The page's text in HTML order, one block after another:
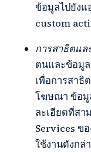
ข้อมูลไปยัง
custom
การสาธิตแล
ตนและข้อมู
เพื่อการสา
โฆษณา ข้อมู
ละเอียดที่สา
Services ข
ใช้งานดังกล่